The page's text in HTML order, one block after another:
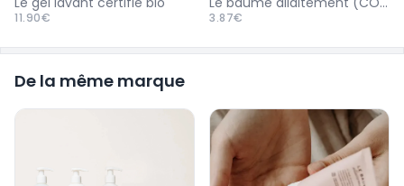
11.90€ 3.87€
De la même marque